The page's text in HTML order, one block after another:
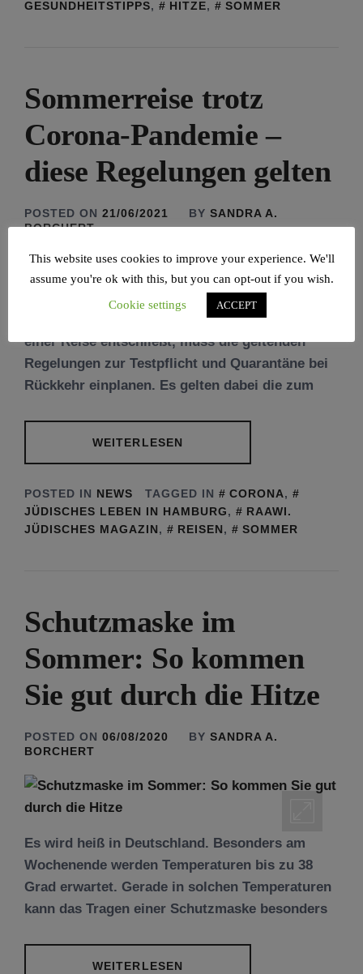
GESUNDHEITSTIPPS, HITZE, SOMMER
Sommerreise trotz
Corona-Pandemie –
diese Regelungen gelten
POSTED ON 21/06/2021 BY SANDRA A.
BORCHERT
Wer sich in den anstehenden Sommerferien zu
einer Reise entschließt, muss die geltenden
Regelungen zur Testpflicht und Quarantäne bei
Rückkehr einplanen. Es gelten dabei die zum
WEITERLESEN
POSTED IN NEWS TAGGED IN CORONA,
JÜDISCHES LEBEN IN HAMBURG,
RAAWI.
JÜDISCHES MAGAZIN, REISEN, SOMMER
Schutzmaske im
Sommer: So kommen
Sie gut durch die Hitze
POSTED ON 06/08/2020 BY SANDRA A.
BORCHERT
Es wird heiß in Deutschland. Besonders am
Wochenende werden Temperaturen bis zu 38
Grad erwartet. Gerade in solchen Temperaturen
kann das Tragen einer Schutzmaske besonders
WEITERLESEN
This website uses cookies to improve your experience. We'll
assume you're ok with this, but you can opt-out if you wish.
Cookie settings
ACCEPT